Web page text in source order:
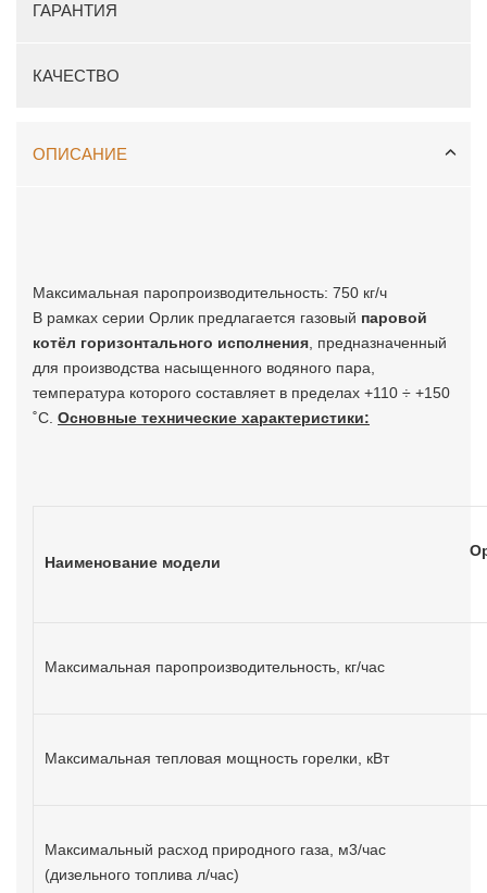
ГАРАНТИЯ
КАЧЕСТВО
ОПИСАНИЕ
Максимальная паропроизводительность: 750 кг/ч
В рамках серии Орлик предлагается газовый паровой
котёл горизонтального исполнения предназначенный
для производства насыщенного водяного пара,
температура которого составляет в пределах +110 ÷ +150
˚С. Основные технические характеристики:
Наименование модели
Максимальная паропроизводительность, кг/час
Максимальная тепловая мощность горелки, кВт
Максимальный расход природного газа, м3/час
(дизельного топлива л/час)